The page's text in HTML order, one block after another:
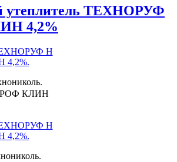
утеплитель ТЕХНОРУФ
4,2%
КЛИН